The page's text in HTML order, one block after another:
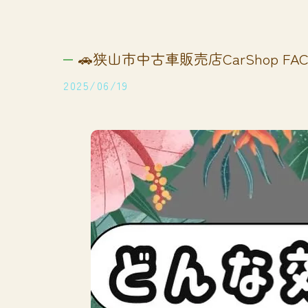
🚗狭山市中古車販売店CarShop
2025/06/19